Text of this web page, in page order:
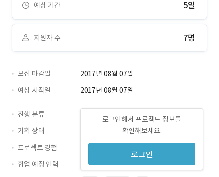
예상 기간 5일
지원자 수 7명
모집 마감일
2017년 08월 07일
예상 시작일
2017년 08월 07일
로그인해서 프로젝트 정보를
확인해보세요.
로그인
진행 분류
기획 상태
프로젝트 경험
협업 예정 인력